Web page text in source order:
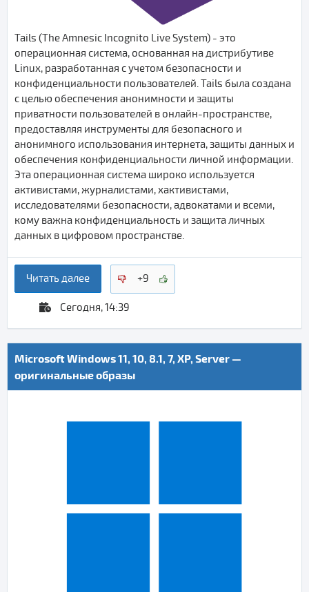
Tails (The Amnesic Incognito Live System) - это
операционная система, основанная на дистрибутиве
Linux, разработанная с учетом безопасности и
конфиденциальности пользователей. Tails была создана
с целью обеспечения анонимности и защиты
приватности пользователей в онлайн-пространстве,
предоставляя инструменты для безопасного и
анонимного использования интернета, защиты данных и
обеспечения конфиденциальности личной информации.
Эта операционная система широко используется
активистами, журналистами, хактивистами,
исследователями безопасности, адвокатами и всеми,
кому важна конфиденциальность и защита личных
данных в цифровом пространстве.
Читать далее +9
Сегодня, 14:39
Microsoft Windows 11, 10, 8.1, 7, XP, Server —
оригинальные образы